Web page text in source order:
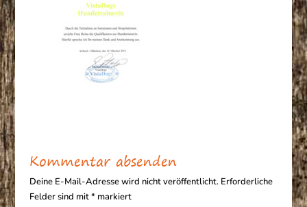
Kommentar absenden
Deine E-Mail-Adresse wird nicht veröffentlicht. Erforderliche
Felder sind mit*markiert